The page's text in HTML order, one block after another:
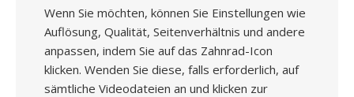
Wenn Sie möchten, können Sie Einstellungen wie
Auflösung, Qualität, Seitenverhältnis und andere
anpassen, indem Sie auf das Zahnrad-Icon
klicken. Wenden Sie diese, falls erforderlich, auf
sämtliche Videodateien an und klicken zur